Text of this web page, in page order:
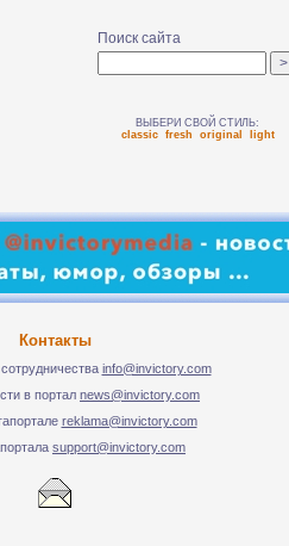
Поиск сайта
ВЫБЕРИ СВОЙ СТИЛЬ:
classic
fresh original light
Контакты
info@invictory.com
в портал news@invictory.com
reklama@invictory.com
support@invictory.com